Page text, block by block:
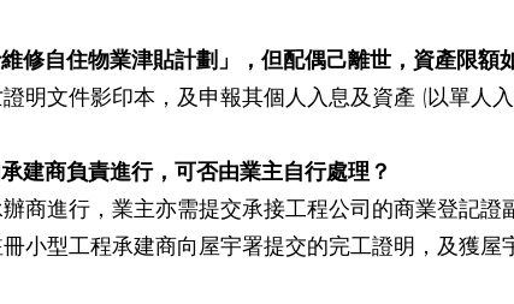
修自住物業津貼計劃」，但配偶己離世，資產限額
明文件影印本，及申報其個人入息及資產 (以單人入
建商負責進行，可否由業主自行處理？
商進行，業主亦需提交承接工程公司的商業登記
小型工程承建商向屋宇署提交的完工證明，及獲屋